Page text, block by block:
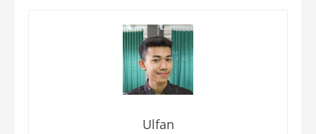
Ulfan